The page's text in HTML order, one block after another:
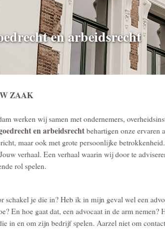
en arbeidsrecht
ZAAK
werken wij samen met ondernemers,
en arbeidsrecht behartigen onze ervaren
maar ook met grote persoonlijke
verhaal. Een verhaal waarin wij door te
rol spelen.
schakel je die in? Heb ik in mijn geval wel een
En hoe gaat dat, een advocaat in de arm
in en om zijn bedrijf spelen. Aarzel niet om